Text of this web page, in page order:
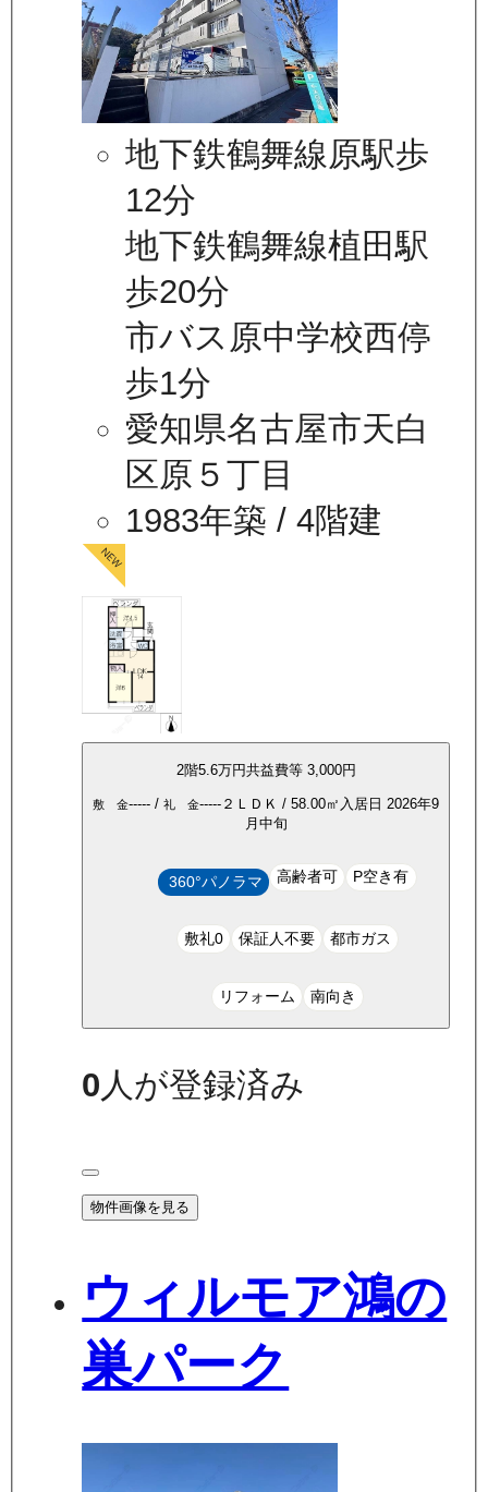
地下鉄鶴舞線原駅歩
12分
地下鉄鶴舞線植田駅
歩20分
市バス原中学校西停
歩1分
愛知県名古屋市天白
区原５丁目
1983年築 / 4階建
2階5.6万円共益費等 3,000円
敷 金----- / 礼 金----- ２ＬＤＫ / 58.00㎡ 入居日 2026年9
月中旬
360°パノラマ 高齢者可 P空き有
敷礼0 保証人不要 都市ガス
リフォーム 南向き
0人が登録済み
物件画像を見る
ウィルモア鴻の
巣パーク